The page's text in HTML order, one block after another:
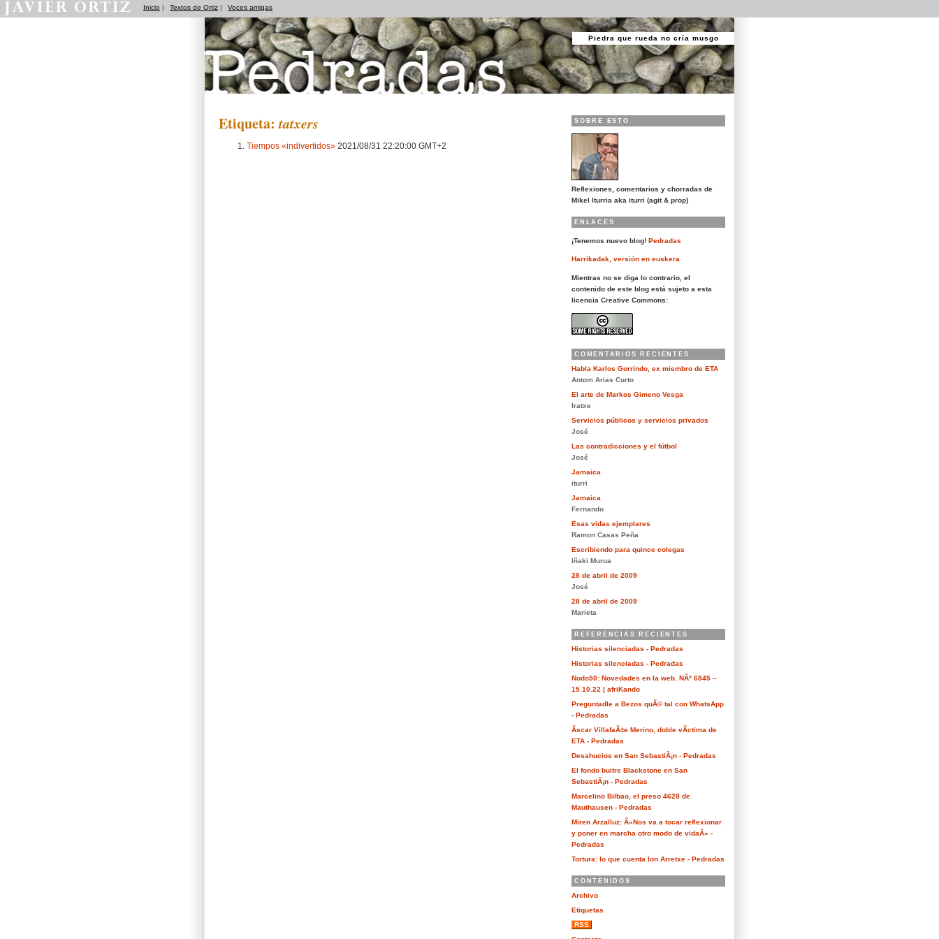
Inicio | Textos de Ortiz | Voces amigas
Piedra que rueda no cría musgo
Etiqueta:tatxers
Tiempos «indivertidos» 2021/08/31 22:20:00 GMT+2
SOBRE ESTO
Reflexiones, comentarios y chorradas de
Mikel Iturria aka iturri (agit & prop)
ENLACES
¡Tenemos nuevo blog! Pedradas
Harrikadak, versión en euskera
Mientras no se diga lo contrario, el
contenido de este blog está sujeto a esta
licencia Creative Commons:
COMENTARIOS RECIENTES
Habla Karlos Gorrindo, ex miembro de ETA
Antom Arias Curto
El arte de Markos Gimeno Vesga
Iratxe
Servicios públicos y servicios privados
José
Las contradicciones y el fútbol
José
Jamaica
iturri
Jamaica
Fernando
Esas vidas ejemplares
Ramon Casas Peña
Escribiendo para quince colegas
Iñaki Murua
28 de abril de 2009
José
28 de abril de 2009
Marieta
REFERENCIAS RECIENTES
Historias silenciadas - Pedradas
Historias silenciadas - Pedradas
Nodo50: Novedades en la web. NÂº 6845 –
15.10.22 | afriKando
Preguntadle a Bezos quÃ© tal con WhatsApp
- Pedradas
Ãscar VillafaÃ±e Merino, doble vÃ­ctima de
ETA - Pedradas
Desahucios en San SebastiÃ¡n - Pedradas
El fondo buitre Blackstone en San
SebastiÃ¡n - Pedradas
Marcelino Bilbao, el preso 4628 de
Mauthausen - Pedradas
Miren Arzalluz: Â«Nos va a tocar reflexionar
y poner en marcha otro modo de vidaÂ» -
Pedradas
Tortura: lo que cuenta Ion Arretxe - Pedradas
CONTENIDOS
Archivo
Etiquetas
RSS